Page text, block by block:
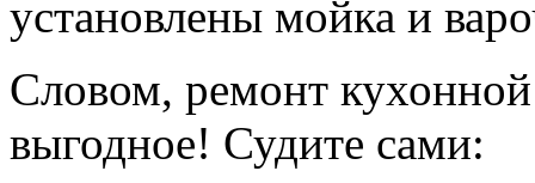
установлены мойка и
Словом, ремонт
выгодное! Судите сами: